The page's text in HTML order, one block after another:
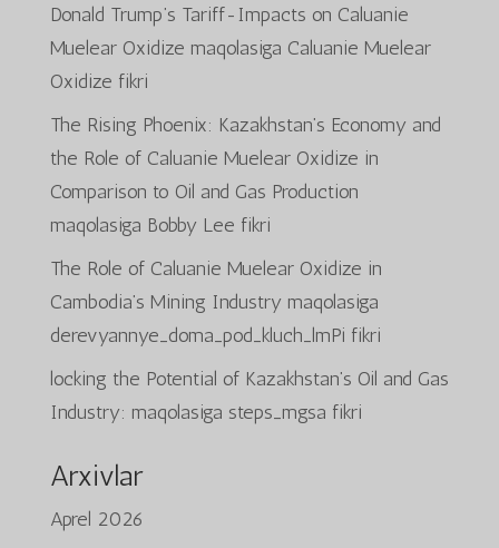
Donald Trump’s Tariff-Impacts on Caluanie
Muelear Oxidize maqolasiga Caluanie Muelear
Oxidize fikri
The Rising Phoenix: Kazakhstan’s Economy and
the Role of Caluanie Muelear Oxidize in
Comparison to Oil and Gas Production
maqolasiga Bobby Lee fikri
The Role of Caluanie Muelear Oxidize in
Cambodia’s Mining Industrymaqolasiga
derevyannye_doma_pod_kluch_lmPi fikri
locking the Potential of Kazakhstan’s Oil and Gas
Industry: maqolasiga steps_mgsa fikri
Arxivlar
Aprel 2026